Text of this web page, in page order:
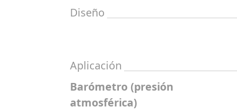
Diseño
Aplicación
Barómetro (presión
atmosférica)